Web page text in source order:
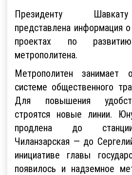
Президенту
представлена информация
проектах по
метрополитена.
Метрополитен
системе общественного
Для повышения
строятся новые линии.
продлена до станции
Чиланзарская — до
инициативе главы
появилось и надземное